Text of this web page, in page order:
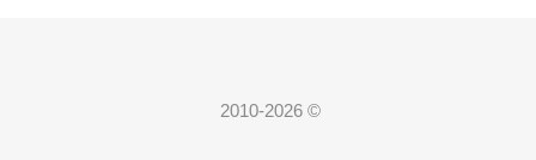
2010-2026 ©